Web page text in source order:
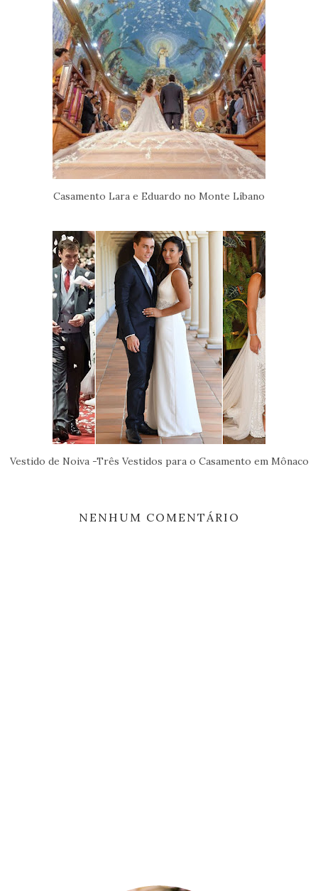
Casamento Lara e Eduardo no Monte Líbano
Vestido de Noiva -Três Vestidos para o Casamento em Mônaco
NENHUM COMENTÁRIO